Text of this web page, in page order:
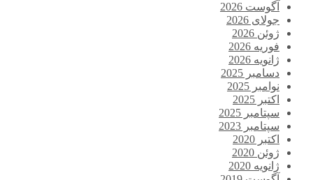
آگوست 2026
جولای 2026
ژوئن 2026
فوریه 2026
ژانویه 2026
دسامبر 2025
نوامبر 2025
اکتبر 2025
سپتامبر 2025
سپتامبر 2023
اکتبر 2020
ژوئن 2020
ژانویه 2020